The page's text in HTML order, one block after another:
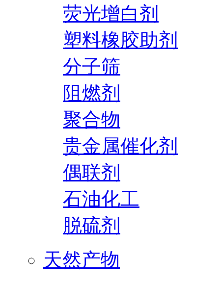
荧光增白剂
塑料橡胶助剂
分子筛
阻燃剂
聚合物
贵金属催化剂
偶联剂
石油化工
脱硫剂
天然产物